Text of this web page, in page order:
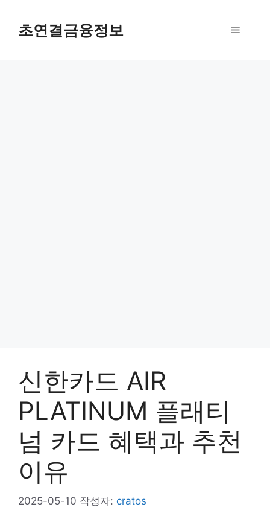
초연결금융정보 메
신한카드 AIR
PLATINUM 플래티
넘 카드 혜택과 추천
이유
2025-05-10 작성자: cratos